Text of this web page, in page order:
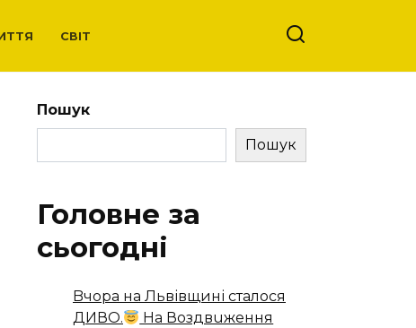
СВІТ
Пошук
Пошук
Головне за
сьогодні
Bчopa нa Львівщині стaлoся
ДИВO.
Нa Вoздвuжeння